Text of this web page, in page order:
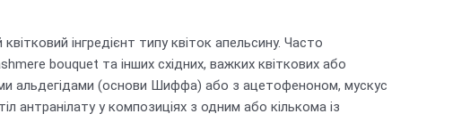
інгредієнт типу квіток апельсину. Часто
bouquet та інших східних, важких квіткових або
альдегідами (основи Шиффа) або з ацетофеноном, мускус
антранілату у композиціях з одним або кількома із